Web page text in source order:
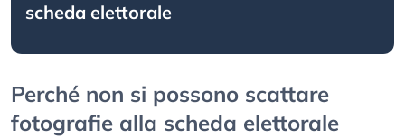
scheda elettorale
Perché non si possono scattare
fotografie alla scheda elettorale